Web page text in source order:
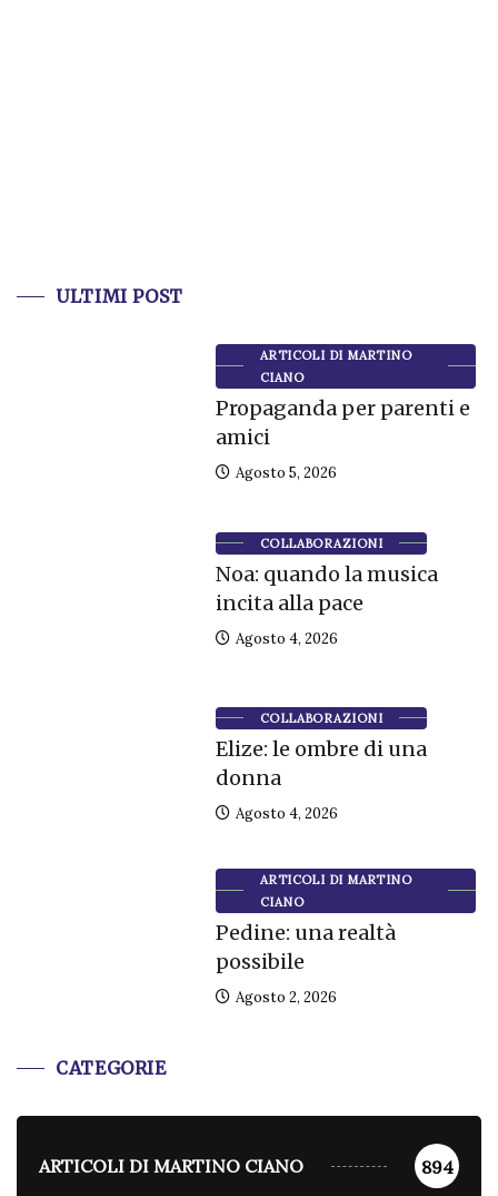
ULTIMI POST
ARTICOLI DI MARTINO
CIANO
Propaganda per parenti e
amici
Agosto 5, 2026
COLLABORAZIONI
Noa: quando la musica
incita alla pace
Agosto 4, 2026
COLLABORAZIONI
Elize: le ombre di una
donna
Agosto 4, 2026
ARTICOLI DI MARTINO
CIANO
Pedine: una realtà
possibile
Agosto 2, 2026
CATEGORIE
ARTICOLI DI MARTINO CIANO 894